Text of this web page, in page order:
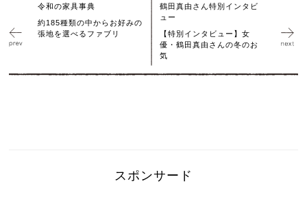
令和の家具事典
約185種類の中からお好みの
張地を選べるファブリ
鶴田真由さん特別インタビ
ュー
【特別インタビュー】女
優・鶴田真由さんの冬のお
気
スポンサード